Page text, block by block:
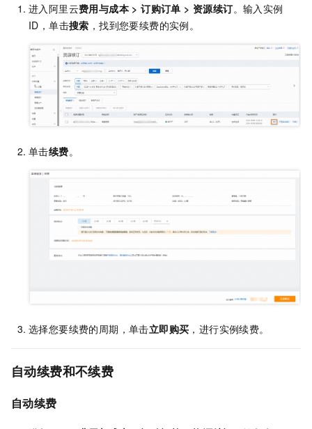
进入阿里云费用与成本 >订购订单 >资源续订。输入实例
ID，单击搜索 ，找到您要续费的实例。
单击续费。
选择您要续费的周期，单击立即购买 ，进行实例续费。
自动续费和不续费
自动续费